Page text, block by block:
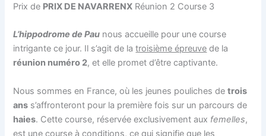
Prix de PRIX DE NAVARRENX Réunion 2 Course 3
L’hippodrome de Pau nous accueille pour une course
intrigante ce jour. Il s’agit de latroisième épreuve de la
réunion numéro 2, et elle promet d’être captivante.
Nous sommes en France, où les jeunes pouliches detrois
ans s’affronteront pour la première fois sur un parcours de
haies. Cette course, réservée exclusivement aux femelles,
est unecourse à conditions, ce qui signifie que les